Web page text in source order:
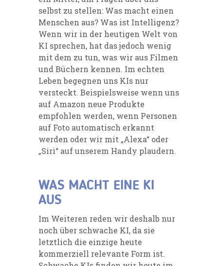
selbst zu stellen: Was macht einen
Menschen aus? Was ist Intelligenz?
Wenn wir in der heutigen Welt von
KI sprechen, hat das jedoch wenig
mit dem zu tun, was wir aus Filmen
und Büchern kennen. Im echten
Leben begegnen uns KIs nur
versteckt. Beispielsweise wenn uns
auf Amazon neue Produkte
empfohlen werden, wenn Personen
auf Foto automatisch erkannt
werden oder wir mit „Alexa“ oder
„Siri“ auf unserem Handy plaudern.
WAS MACHT EINE KI
AUS
Im Weiteren reden wir deshalb nur
noch über schwache KI, da sie
letztlich die einzige heute
kommerziell relevante Form ist.